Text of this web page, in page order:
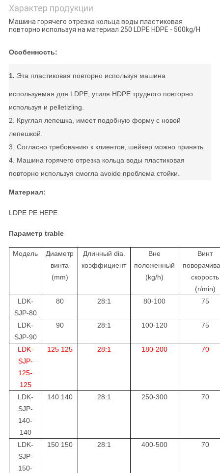
Характер продукции
Машина горячего отрезка кольца воды пластиковая
повторно используя на материал 250 LDPE HDPE - 500kg/H
Особенность:
1. Эта пластиковая повторно используя машина
используемая для LDPE, утиля HDPE трудного повторно
используя и pelletizling.
2. Круглая лепешка, имеет подобную форму с новой
лепешкой.
3. Согласно требованию к клиентов, шейкер можно принять.
4. Машина горячего отрезка кольца воды пластиковая
повторно используя смогла avoide проблема стойки.
Материал:
LDPE PE HEPE
Параметр trable
Модель
Диаметр
винта
(mm)
Длинный dia.
коэффициент
Вне
положенный
(kg/h)
Винт
скорость
(r/min)
LDK-
SJP-80
80 28:1 80-100 75
LDK-
SJP-90
90 28:1 100-120 75
LDK-
SJP-
125-
125
125 125 28:1 180-200 70
LDK-
SJP-
140-
140
140 140 28:1 250-300 70
LDK-
SJP-
150-
150 150 28:1 400-500 70